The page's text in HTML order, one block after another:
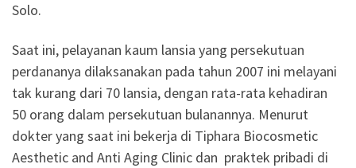
Solo.
Saat ini, pelayanan kaum lansia yang persekutuan
perdananya dilaksanakan pada tahun 2007 ini melayani
tak kurang dari 70 lansia, dengan rata-rata kehadiran
50 orang dalam persekutuan bulanannya. Menurut
dokter yang saat ini bekerja di Tiphara Biocosmetic
Aesthetic and Anti Aging Clinic dan praktek pribadi di